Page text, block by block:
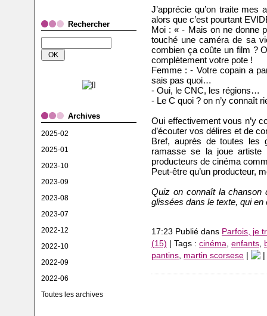
Rechercher
Archives
2025-02
2025-01
2023-10
2023-09
2023-08
2023-07
2022-12
2022-10
2022-09
2022-06
Toutes les archives
J’apprécie qu’on traite
alors que c’est pourtant
Moi : « - Mais on ne donne
touché une caméra de sa
combien ça coûte un film ?
complètement votre pote !
Femme : - Votre copain a
sais pas quoi…
- Oui, le CNC, les régions…
- Le C quoi ? on n’y connaît
Oui effectivement vous n’y
d’écouter vos délires et de
Bref, auprès de toutes les
ramasse se la joue
producteurs de cinéma
Peut-être qu’un producteur,
Quiz on connaît la chanson
glissées dans le texte, qui en
17:23 Publié dans Parfois, je
(15) | Tags : cinéma, enfants,
pantins, martin scorsese